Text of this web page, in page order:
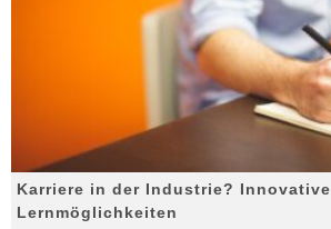
Karriere in der Industrie? Innovative
Lernmöglichkeiten